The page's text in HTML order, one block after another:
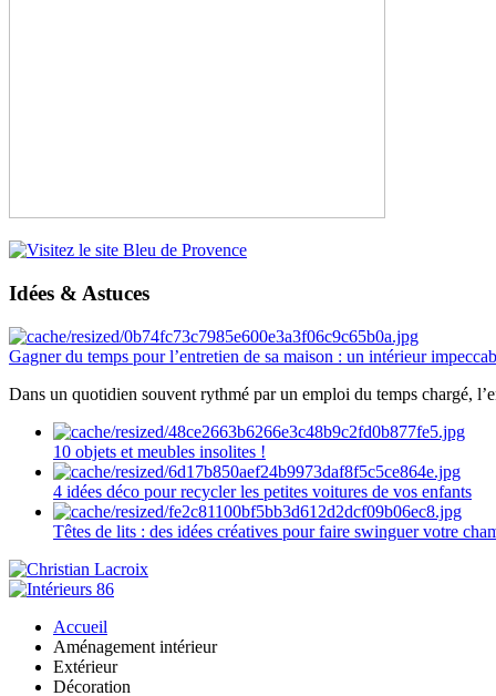
Idées & Astuces
Gagner du temps pour l’entretien de sa maison : un intérieur
Dans un quotidien souvent rythmé par un emploi du temps chargé,
10 objets et meubles insolites !
4 idées déco pour recycler les petites voitures de vos enfants
Têtes de lits : des idées créatives pour faire swinguer votre
Accueil
Aménagement intérieur
Extérieur
Décoration